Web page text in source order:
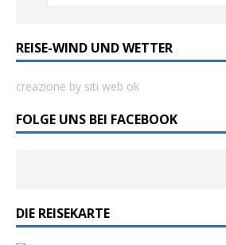
REISE-WIND UND WETTER
creazione by siti web ok
FOLGE UNS BEI FACEBOOK
DIE REISEKARTE